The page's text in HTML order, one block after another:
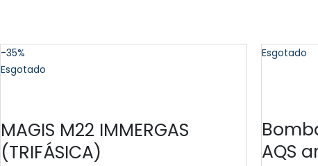
-35%
Esgotado
MAGIS M22 IMMERGAS
(TRIFÁSICA)
Esgotado
AQS